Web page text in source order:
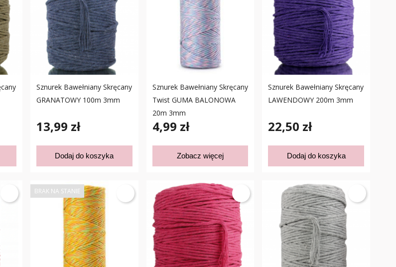
Sznurek Bawełniany Skręcany
GRANATOWY 100m 3mm
13,99 zł
Dodaj do koszyka
Sznurek Bawełniany Skręcany
Twist GUMA BALONOWA
20m 3mm
4,99 zł
Zobacz więcej
Sznurek Bawełniany Skręcany
LAWENDOWY 200m 3mm
22,50 zł
Dodaj do koszyka
BRAK NA STANIE